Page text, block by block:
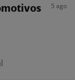
5 ago